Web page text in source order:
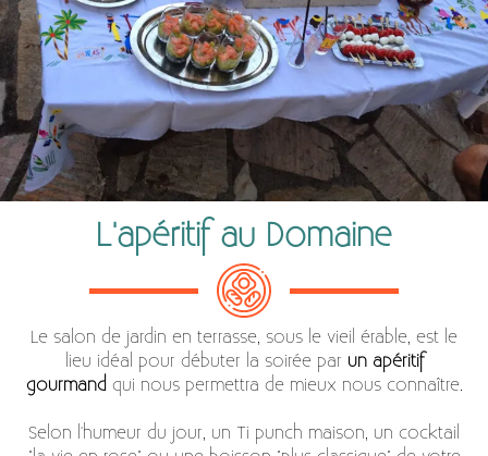
L'apéritif au Domaine
Le salon de jardin en terrasse, sous le vieil érable, est le
lieu idéal pour débuter la soirée par un apéritif
gourmandqui nous permettra de mieux nous connaître.
Selon l'humeur du jour, un Ti punch maison, un cocktail